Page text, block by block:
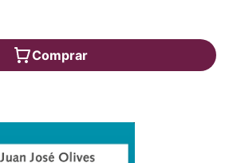
Comprar